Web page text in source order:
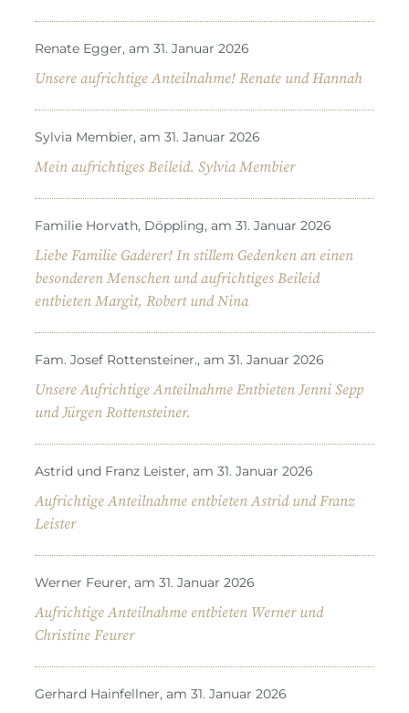
Renate Egger, am 31. Januar 2026
Unsere aufrichtige Anteilnahme! Renate und Hannah
Sylvia Membier, am 31. Januar 2026
Mein aufrichtiges Beileid. Sylvia Membier
Familie Horvath, Döppling, am 31. Januar 2026
Liebe Familie Gaderer! In stillem Gedenken an einen
besonderen Menschen und aufrichtiges Beileid
entbieten Margit, Robert und Nina
Fam. Josef Rottensteiner., am 31. Januar 2026
Unsere Aufrichtige Anteilnahme Entbieten Jenni Sepp
und Jürgen Rottensteiner.
Astrid und Franz Leister, am 31. Januar 2026
Aufrichtige Anteilnahme entbieten Astrid und Franz
Leister
Werner Feurer, am 31. Januar 2026
Aufrichtige Anteilnahme entbieten Werner und
Christine Feurer
Gerhard Hainfellner, am 31. Januar 2026